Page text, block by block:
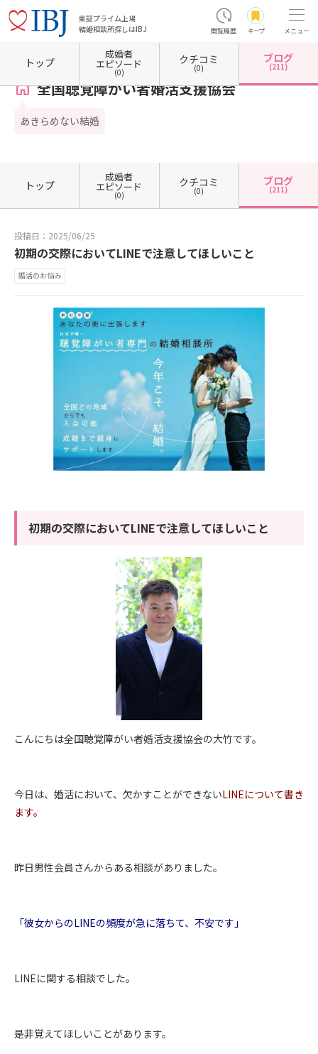
東証プライム上場
結婚相談所探しはIBJ
閲覧履歴 キープ メニュー
ホーム 神奈川県の結婚相談所 神奈川県藤沢市 全国聴覚障がい者婚活支援協会
全国聴覚障がい者婚活支援協会
あきらめない結婚
トップ
成婚者
エピソード
(0)
クチコミ
(0)
ブログ
(211)
トップ
成婚者
エピソード
(0)
クチコミ
(0)
ブログ
(211)
投稿日：2025/06/25
初期の交際においてLINEで注意してほしいこと
婚活のお悩み
初期の交際においてLINEで注意してほしいこと
こんにちは全国聴覚障がい者婚活支援協会の大竹です。
今日は、婚活において、欠かすことができないLINEについて書き
ます。
昨日男性会員さんからある相談がありました。
「彼女からのLINEの頻度が急に落ちて、不安です」
LINEに関する相談でした。
是非覚えてほしいことがあります。